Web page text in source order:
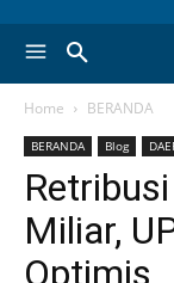
Home BERANDA
BERANDA Blog
Miliar,
Optimis